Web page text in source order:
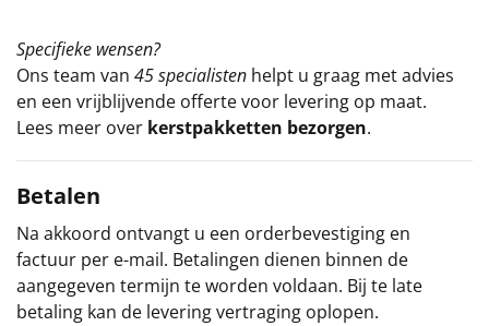
Specifieke wensen?
Ons team van 45 specialisten helpt u graag met advies
en een vrijblijvende offerte voor levering op maat.
Lees meer over kerstpakketten bezorgen.
Betalen
Na akkoord ontvangt u een orderbevestiging en
factuur per e-mail. Betalingen dienen binnen de
aangegeven termijn te worden voldaan. Bij te late
betaling kan de levering vertraging oplopen.